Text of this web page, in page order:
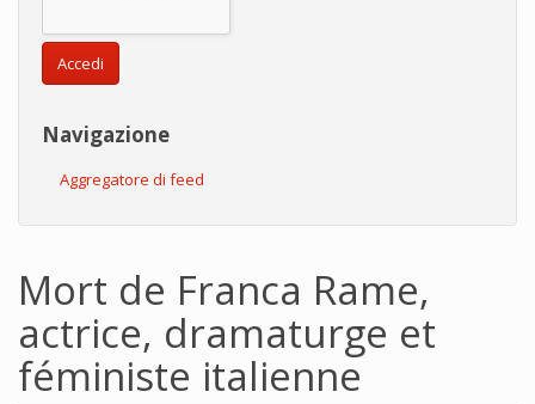
Accedi
Navigazione
Aggregatore di feed
Mort de Franca Rame,
actrice, dramaturge et
féministe italienne